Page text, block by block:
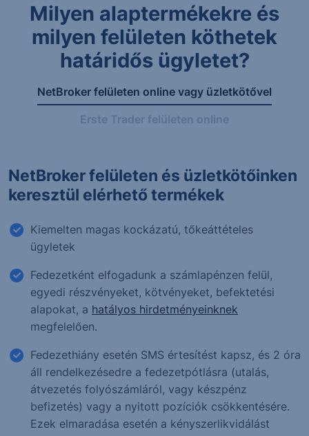
Milyen alaptermékekre és
milyen felületen köthetek
határidős ügyletet?
NetBroker felületen online vagy üzletkötővel
Erste Trader felületen online
NetBroker felületen és üzletkötőinken
keresztül elérhető termékek
Kiemelten magas kockázatú, tőkeáttételes
ügyletek
Fedezetként elfogadunk a számlapénzen felül,
egyedi részvényeket, kötvényeket, befektetési
alapokat, a hatályos hirdetményeinknek
megfelelően.
Fedezethiány esetén SMS értesítést kapsz, és 2 óra
áll rendelkezésedre a fedezetpótlásra (utalás,
átvezetés folyószámláról, vagy készpénz
befizetés) vagy a nyitott pozíciók csökkentésére.
Ezek elmaradása esetén a kényszerlikvidálást